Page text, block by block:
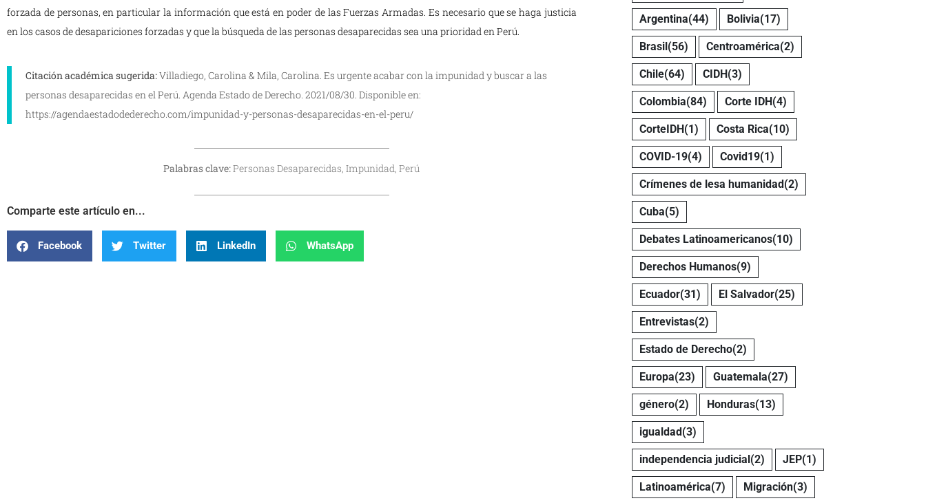
forzada de personas, en particular la información que está en poder de las Fuerzas Armadas. Es necesario que se haga justicia
en los casos de desapariciones forzadas y que la búsqueda de las personas desaparecidas sea una prioridad en Perú.
Citación académica sugerida:Villadiego, Carolina & Mila, Carolina. Es urgente acabar con la impunidad y buscar a las
personas desaparecidas en el Perú. Agenda Estado de Derecho. 2021/08/30. Disponible en:
https://agendaestadodederecho.com/impunidad-y-personas-desaparecidas-en-el-peru/
Palabras clave:Personas Desaparecidas, Impunidad, Perú
Comparte este artículo en...
Facebook Twitter LinkedIn WhatsApp
Argentina(44) Bolivia(17)
Brasil(56) Centroamérica(2)
Chile(64) CIDH(3)
Colombia(84) Corte IDH(4)
CorteIDH(1) Costa Rica(10)
COVID-19(4) Covid19(1)
Crímenes de lesa humanidad(2)
Cuba(5)
Debates Latinoamericanos(10)
Derechos Humanos(9)
Ecuador(31) El Salvador(25)
Entrevistas(2)
Estado de Derecho(2)
Europa(23) Guatemala(27)
género(2) Honduras(13)
igualdad(3)
independencia judicial(2) JEP(1)
Latinoamérica(7) Migración(3)